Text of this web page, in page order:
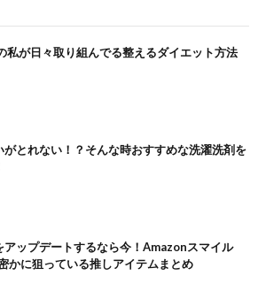
私が日々取り組んでる整えるダイエット方法
がとれない！？そんな時おすすめな洗濯洗剤を
アップデートするなら今！Amazonスマイル
かに狙っている推しアイテムまとめ